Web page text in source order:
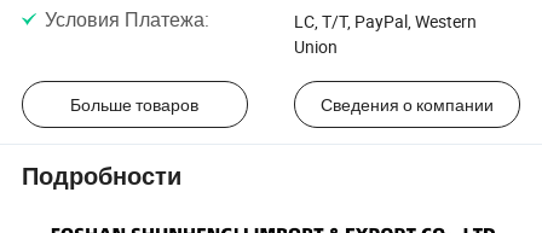
Условия Платежа:
LC, T/T, PayPal, Western
Union
Больше товаров Сведения о компании
Подробности